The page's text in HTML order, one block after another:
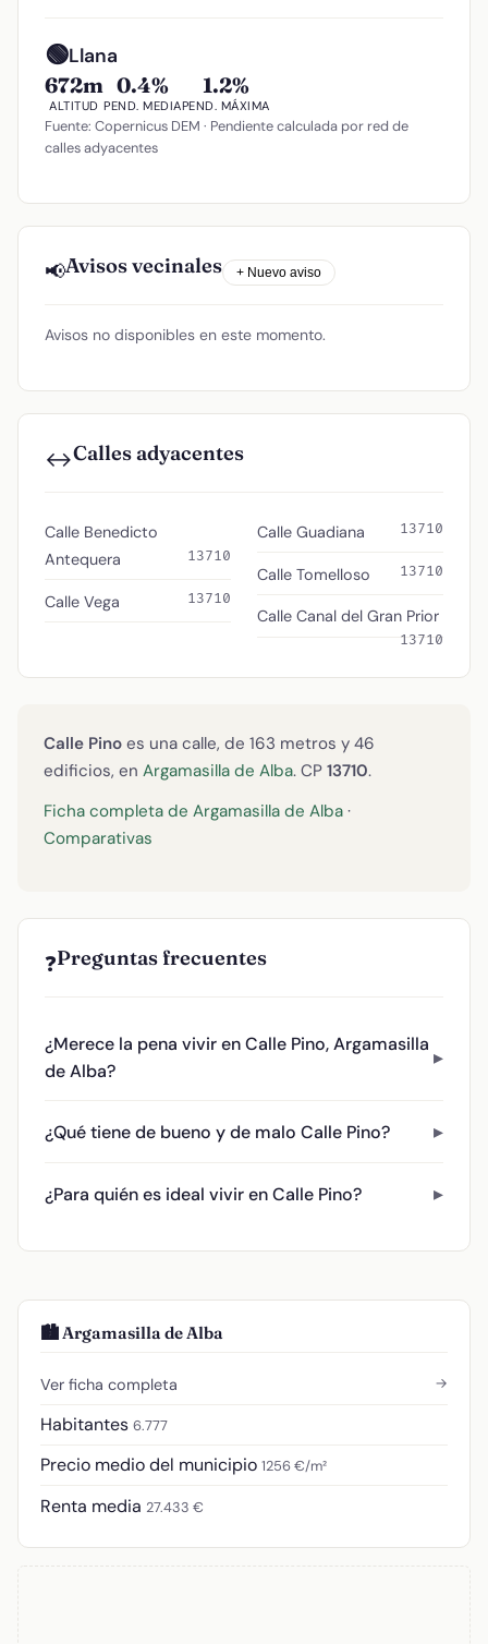
🟢Llana
672m
ALTITUD
0.4%
PEND. MEDIA
1.2%
PEND. MÁXIMA
Fuente: Copernicus DEM · Pendiente calculada por red de
calles adyacentes
📢Avisos vecinales + Nuevo aviso
Avisos no disponibles en este momento.
↔️Calles adyacentes
Calle Benedicto
Antequera
13710
Calle Vega 13710
Calle Guadiana 13710
Calle Tomelloso 13710
Calle Canal del Gran Prior
13710
Calle Pino es una calle, de 163 metros y 46
edificios, en Argamasilla de Alba. CP 13710.
Ficha completa de Argamasilla de Alba ·
Comparativas
❓Preguntas frecuentes
¿Merece la pena vivir en Calle Pino, Argamasilla
de Alba?
¿Qué tiene de bueno y de malo Calle Pino?
¿Para quién es ideal vivir en Calle Pino?
🏙️ Argamasilla de Alba
Ver ficha completa →
Habitantes 6.777
Precio medio del municipio 1256 €/m²
Renta media 27.433 €